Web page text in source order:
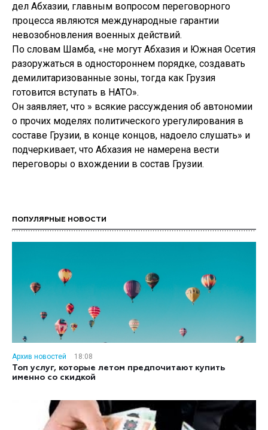
дел Абхазии, главным вопросом переговорного
процесса являются международные гарантии
невозобновления военных действий.
По словам Шамба, «не могут Абхазия и Южная Осетия
разоружаться в одностороннем порядке, создавать
демилитаризованные зоны, тогда как Грузия
готовится вступать в НАТО».
Он заявляет, что » всякие рассуждения об автономии
о прочих моделях политического урегулирования в
составе Грузии, в конце концов, надоело слушать» и
подчеркивает, что Абхазия не намерена вести
переговоры о вхождении в состав Грузии.
ПОПУЛЯРНЫЕ НОВОСТИ
Архив новостей
18:08
Топ услуг, которые летом предпочитают купить
именно со скидкой